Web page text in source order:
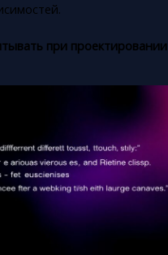
при проектировании